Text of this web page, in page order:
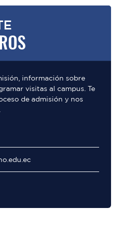
información sobre
visitas al campus. Te
de admisión y nos